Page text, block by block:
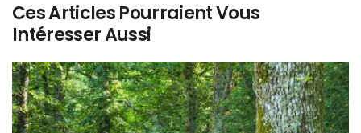
Ces Articles Pourraient Vous
Intéresser Aussi